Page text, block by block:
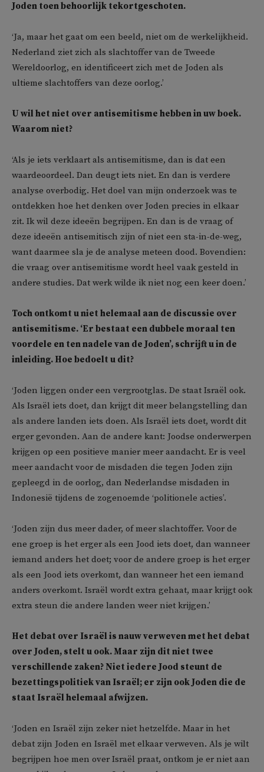
Joden toen behoorlijk tekortgeschoten.
‘Ja, maar het gaat om een beeld, niet om de werkelijkheid.
Nederland ziet zich als slachtoffer van de Tweede
Wereldoorlog, en identificeert zich met de Joden als
ultieme slachtoffers van deze oorlog.’
U wil het niet over antisemitisme hebben in uw boek.
Waarom niet?
‘Als je iets verklaart als antisemitisme, dan is dat een
waardeoordeel. Dan deugt iets niet. En dan is verdere
analyse overbodig. Het doel van mijn onderzoek was te
ontdekken hoe het denken over Joden precies in elkaar
zit. Ik wil deze ideeën begrijpen. En dan is de vraag of
deze ideeën antisemitisch zijn of niet een sta-in-de-weg,
want daarmee sla je de analyse meteen dood. Bovendien:
die vraag over antisemitisme wordt heel vaak gesteld in
andere studies. Dat werk wilde ik niet nog een keer doen.’
Toch ontkomt u niet helemaal aan de discussie over
antisemitisme. ‘Er bestaat een dubbele moraal ten
voordele en ten nadele van de Joden’, schrijft u in de
inleiding. Hoe bedoelt u dit?
‘Joden liggen onder een vergrootglas. De staat Israël ook.
Als Israël iets doet, dan krijgt dit meer belangstelling dan
als andere landen iets doen. Als Israël iets doet, wordt dit
erger gevonden. Aan de andere kant: Joodse onderwerpen
krijgen op een positieve manier meer aandacht. Er is veel
meer aandacht voor de misdaden die tegen Joden zijn
gepleegd in de oorlog, dan Nederlandse misdaden in
Indonesië tijdens de zogenoemde ‘politionele acties’.
‘Joden zijn dus meer dader, of meer slachtoffer. Voor de
ene groep is het erger als een Jood iets doet, dan wanneer
iemand anders het doet; voor de andere groep is het erger
als een Jood iets overkomt, dan wanneer het een iemand
anders overkomt. Israël wordt extra gehaat, maar krijgt ook
extra steun die andere landen weer niet krijgen.’
Het debat over Israël is nauw verweven met het debat
over Joden, stelt u ook. Maar zijn dit niet twee
verschillende zaken? Niet iedere Jood steunt de
bezettingspolitiek van Israël; er zijn ook Joden die de
staat Israël helemaal afwijzen.
‘Joden en Israël zijn zeker niet hetzelfde. Maar in het
debat zijn Joden en Israël met elkaar verweven. Als je wilt
begrijpen hoe men over Israël praat, ontkom je er niet aan